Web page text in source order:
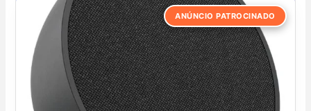
ANÚNCIO PATROCINADO